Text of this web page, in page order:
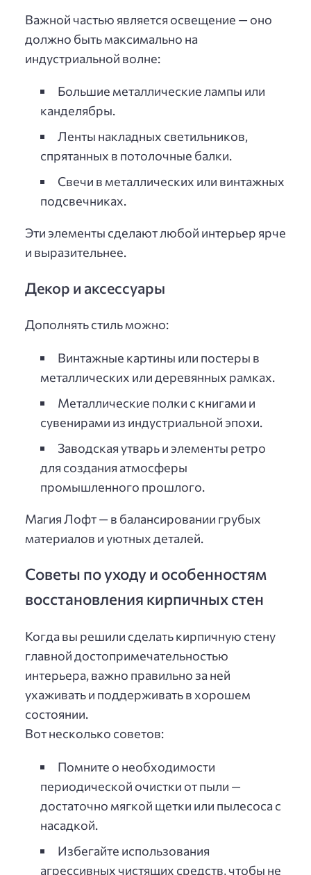
Важной частью является освещение — оно
должно быть максимально на
индустриальной волне:
Большие металлические лампы или
канделябры.
Ленты накладных светильников,
спрятанных в потолочные балки.
Свечи в металлических или винтажных
подсвечниках.
Эти элементы сделают любой интерьер ярче
и выразительнее.
Декор и аксессуары
Дополнять стиль можно:
Винтажные картины или постеры в
металлических или деревянных рамках.
Металлические полки с книгами и
сувенирами из индустриальной эпохи.
Заводская утварь и элементы ретро
для создания атмосферы
промышленного прошлого.
Магия Лофт — в балансировании грубых
материалов и уютных деталей.
Советы по уходу и особенностям
восстановления кирпичных стен
Когда вы решили сделать кирпичную стену
главной достопримечательностью
интерьера, важно правильно за ней
ухаживать и поддерживать в хорошем
состоянии.
Вот несколько советов:
Помните о необходимости
периодической очистки от пыли —
достаточно мягкой щетки или пылесоса с
насадкой.
Избегайте использования
агрессивных чистящих средств, чтобы не